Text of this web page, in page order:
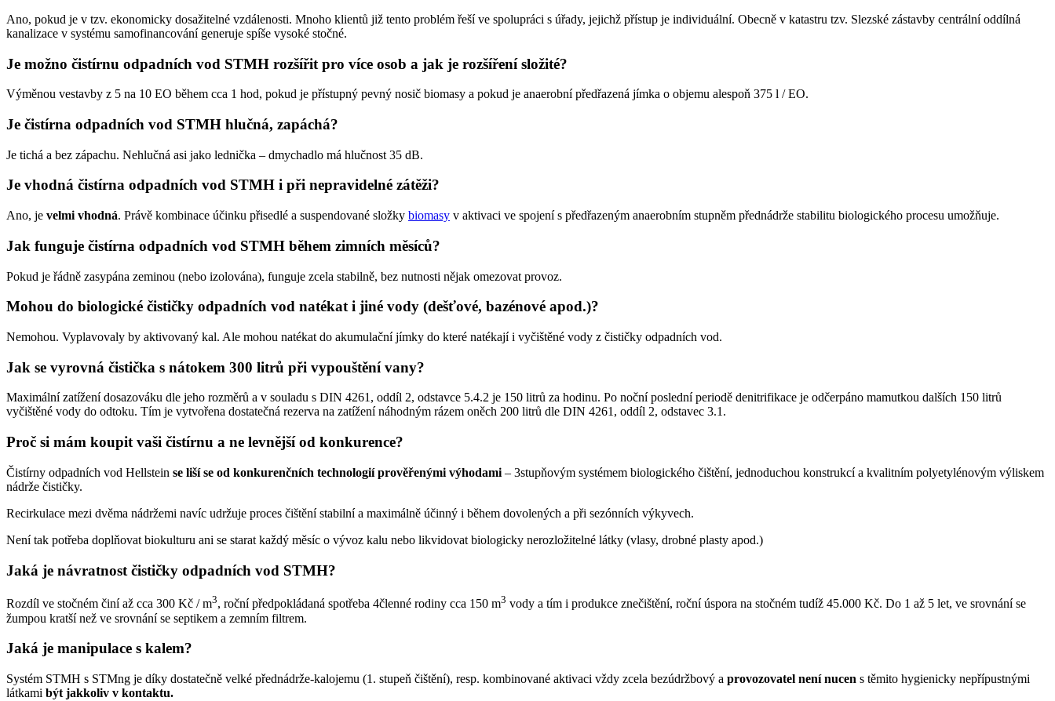
Ano, pokud je v tzv. ekonomicky dosažitelné vzdálenosti. Mnoho klientů již tento problém řeší ve spolupráci s úřady, jejichž přístup je individuální. Obecně v katastru tzv. Slezské zástavby centrální oddílná
kanalizace v systému samofinancování generuje spíše vysoké stočné.
Je možno čistírnu odpadních vod STMH rozšířit pro více osob a jak je rozšíření složité?
Výměnou vestavby z 5 na 10 EO během cca 1 hod, pokud je přístupný pevný nosič biomasy a pokud je anaerobní předřazená jímka o objemu alespoň 375 l / EO.
Je čistírna odpadních vod STMH hlučná, zapáchá?
Je tichá a bez zápachu. Nehlučná asi jako lednička – dmychadlo má hlučnost 35 dB.
Je vhodná čistírna odpadních vod STMH i při nepravidelné zátěži?
Ano, je velmi vhodná. Právě kombinace účinku přisedlé a suspendované složky biomasy v aktivaci ve spojení s předřazeným anaerobním stupněm přednádrže stabilitu biologického procesu umožňuje.
Jak funguje čistírna odpadních vod STMH během zimních měsíců?
Pokud je řádně zasypána zeminou (nebo izolována), funguje zcela stabilně, bez nutnosti nějak omezovat provoz.
Mohou do biologické čističky odpadních vod natékat i jiné vody (dešťové, bazénové apod.)?
Nemohou. Vyplavovaly by aktivovaný kal. Ale mohou natékat do akumulační jímky do které natékají i vyčištěné vody z čističky odpadních vod.
Jak se vyrovná čistička s nátokem 300 litrů při vypouštění vany?
Maximální zatížení dosazováku dle jeho rozměrů a v souladu s DIN 4261, oddíl 2, odstavce 5.4.2 je 150 litrů za hodinu. Po noční poslední periodě denitrifikace je odčerpáno mamutkou dalších 150 litrů
vyčištěné vody do odtoku. Tím je vytvořena dostatečná rezerva na zatížení náhodným rázem oněch 200 litrů dle DIN 4261, oddíl 2, odstavec 3.1.
Proč si mám koupit vaši čistírnu a ne levnější od konkurence?
Čistírny odpadních vod Hellstein se liší se od konkurenčních technologií prověřenými výhodami – 3stupňovým systémem biologického čištění, jednoduchou konstrukcí a kvalitním polyetylénovým výliskem
nádrže čističky.
Recirkulace mezi dvěma nádržemi navíc udržuje proces čištění stabilní a maximálně účinný i během dovolených a při sezónních výkyvech.
Není tak potřeba doplňovat biokulturu ani se starat každý měsíc o vývoz kalu nebo likvidovat biologicky nerozložitelné látky (vlasy, drobné plasty apod.)
Jaká je návratnost čističky odpadních vod STMH?
Rozdíl ve stočném činí až cca 300 Kč / m3, roční předpokládaná spotřeba 4členné rodiny cca 150 m3 vody a tím i produkce znečištění, roční úspora na stočném tudíž 45.000 Kč. Do 1 až 5 let, ve srovnání se
žumpou kratší než ve srovnání se septikem a zemním filtrem.
Jaká je manipulace s kalem?
Systém STMH s STMng je díky dostatečně velké přednádrže-kalojemu (1. stupeň čištění), resp. kombinované aktivaci vždy zcela bezúdržbový a provozovatel není nucen s těmito hygienicky nepřípustnými
látkami být jakkoliv v kontaktu.